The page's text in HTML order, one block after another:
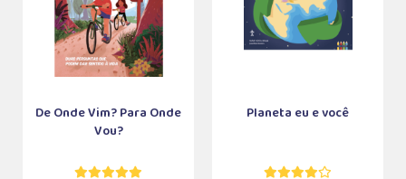
De Onde Vim? Para Onde
Vou?
Planeta eu e você